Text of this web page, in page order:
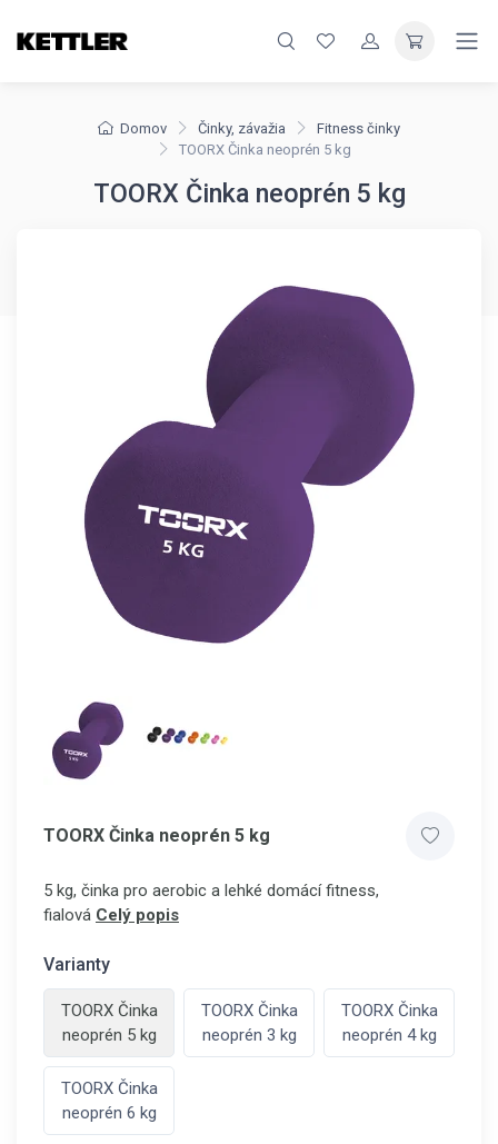
Domov Činky, závažia
Fitness činky
TOORX Činka neoprén 5 kg
TOORX Činka neoprén 5 kg
TOORX Činka neoprén 5 kg
5 kg, činka pro aerobic a lehké domácí fitness,
fialová Celý popis
Varianty
TOORX Činka
neoprén 5 kg
TOORX Činka
neoprén 3 kg
TOORX Činka
neoprén 4 kg
TOORX Činka
neoprén 6 kg